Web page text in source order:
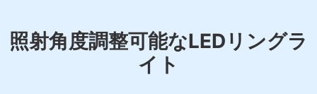
照射角度調整可能なLEDリングラ
イト